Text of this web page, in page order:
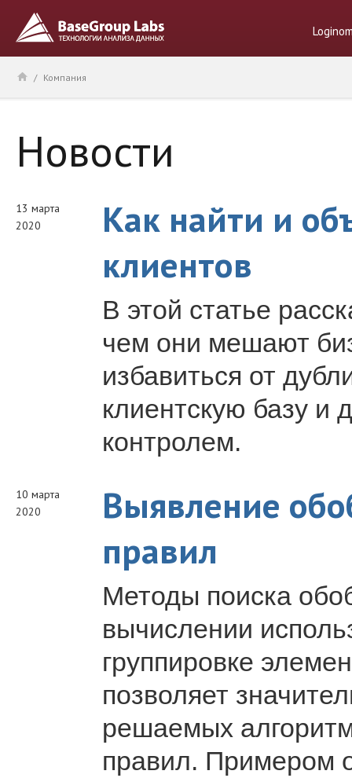
/ Компания
Новости
13 марта
2020
Как найти и
клиентов
В этой статье
чем они мешают
избавиться от
клиентскую базу и
контролем.
10 марта
2020
Выявление
правил
Методы поиска
вычислении
группировке
позволяет
решаемых
правил. Примером